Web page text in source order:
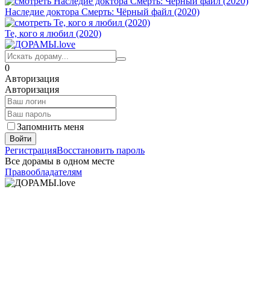
Наследие доктора Смерть: Чёрный файл (2020)
Те, кого я любил (2020)
0
Авторизация
Авторизация
Запомнить меня
Войти
РегистрацияВосстановить пароль
Все дорамы в одном месте
Правообладателям